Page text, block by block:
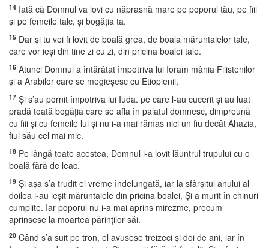
14 Iată că Domnul va lovi cu năprasnă mare pe poporul tău, pe fiii
şi pe femeile talc, şi bogăţia ta.
15 Dar şi tu vei fi lovit de boală grea, de boala măruntaielor tale,
care vor ieşi din tine zi cu zi, din pricina boalei tale.
16 Atunci Domnul a întărâtat împotriva lui Ioram mânia Filistenilor
şi a Arabilor care se megieşesc cu Etiopienii,
17 Şi s’au pornit împotriva lui Iuda. pe care l-au cucerit şi au luat
pradă toată bogăţia care se afla în palatul domnesc, dimpreună
cu fiii şi cu femeile lui şi nu i-a mai rămas nici un fiu decât Ahazia,
fiul său cel mai mic.
18 Pe lângă toate acestea, Domnul i-a lovit lăuntrul trupului cu o
boală fără de leac.
19 Şi aşa s’a trudit el vreme îndelungată, iar la sfârşitul anului al
doilea i-au ieşit măruntaiele din pricina boalei, Şi a murit în chinuri
cumplite. Iar poporul nu i-a mai aprins mirezme, precum
aprinsese la moartea părinţilor săi.
20 Când s’a suit pe tron, el avusese treizeci şi doi de ani, iar în